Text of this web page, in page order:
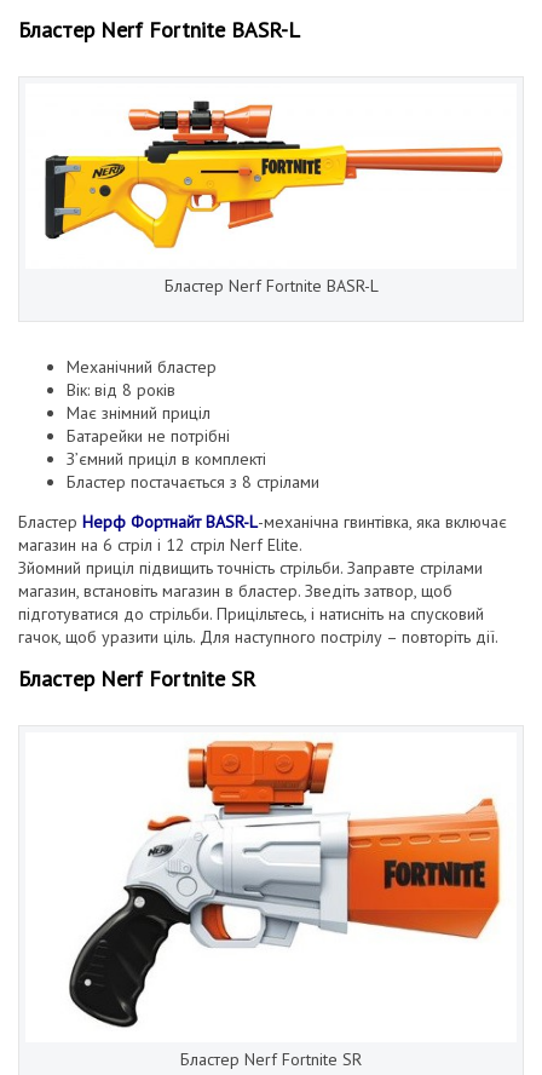
Бластер Nerf Fortnite BASR-L
Бластер Nerf Fortnite BASR-L
Механічний бластер
Вік: від 8 років
Має знімний приціл
Батарейки не потрібні
З’ємний приціл в комплекті
Бластер постачається з 8 стрілами
Бластер Нерф Фортнайт BASR-L-механічна гвинтівка, яка включає
магазин на 6 стріл і 12 стріл Nerf Elite.
Зйомний приціл підвищить точність стрільби. Заправте стрілами
магазин, встановіть магазин в бластер. Зведіть затвор, щоб
підготуватися до стрільби. Прицільтесь, і натисніть на спусковий
гачок, щоб уразити ціль. Для наступного пострілу – повторіть дії.
Бластер Nerf Fortnite SR
Бластер Nerf Fortnite SR